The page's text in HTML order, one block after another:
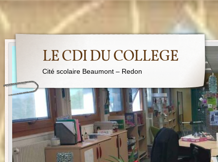
LE CDI DU COLLEGE
Cité scolaire Beaumont – Redon